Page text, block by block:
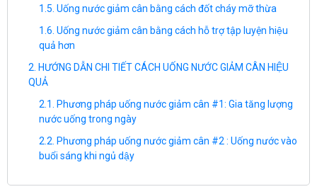
Uống nước giảm cân bằng cách đốt cháy mỡ thừa
Uống nước giảm cân bằng cách hỗ trợ tập luyện hiệu
quả hơn
HƯỚNG DẪN CHI TIẾT CÁCH UỐNG NƯỚC GIẢM CÂN HIỆU
QUẢ
Phương pháp uống nước giảm cân #1: Gia tăng lượng
nước uống trong ngày
Phương pháp uống nước giảm cân #2 : Uống nước vào
buổi sáng khi ngủ dậy